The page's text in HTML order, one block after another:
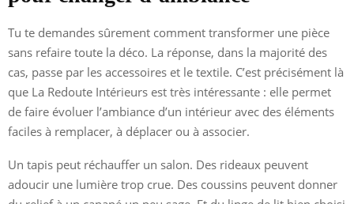
Tu te demandes sûrement comment transformer une pièce
sans refaire toute la déco. La réponse, dans la majorité des
cas, passe par les accessoires et le textile. C’est précisément là
que La Redoute Intérieurs est très intéressante : elle permet
de faire évoluer l’ambiance d’un intérieur avec des éléments
faciles à remplacer, à déplacer ou à associer.
Un tapis peut réchauffer un salon. Des rideaux peuvent
adoucir une lumière trop crue. Des coussins peuvent donner